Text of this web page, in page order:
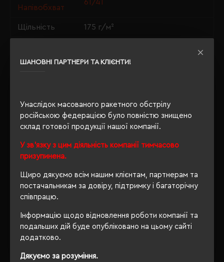
ШАНОВНІ ПАРТНЕРИ ТА КЛІЄНТИ!
Унаслідок масованого ракетного обстрілу
російською федерацією було повністю знищено
склад готової продукції нашої компанії.
У зв'язку з цим діяльність компанії тимчасово
призупинена.
Щиро дякуємо всім нашим клієнтам, партнерам та
постачальникам за довіру, підтримку і багаторічну
співпрацю.
Інформацію щодо відновлення роботи компанії та
подальших дій буде опубліковано на цьому сайті
додатково.
Дякуємо за розуміння.
Напівобхват
61/41
Щільність 175 г/м²
Розпакування
Сертифікація
Approved Vegan, Organic 100
content standard, Organic
blended content standard
ОПИС
ВІДГУКИ